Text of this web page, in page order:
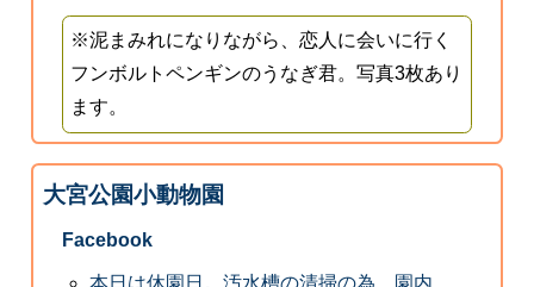
※泥まみれになりながら、恋人に会いに行く
フンボルトペンギンのうなぎ君。写真3枚あり
ます。
大宮公園小動物園
Facebook
本日は休園日。汚水槽の清掃の為、園内